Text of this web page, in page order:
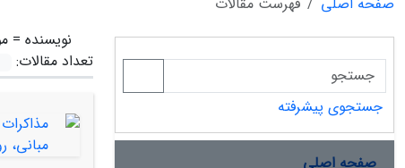
نویسنده =
تعداد مقالات:
جستجوی پیشرفته
صفحه اصلی